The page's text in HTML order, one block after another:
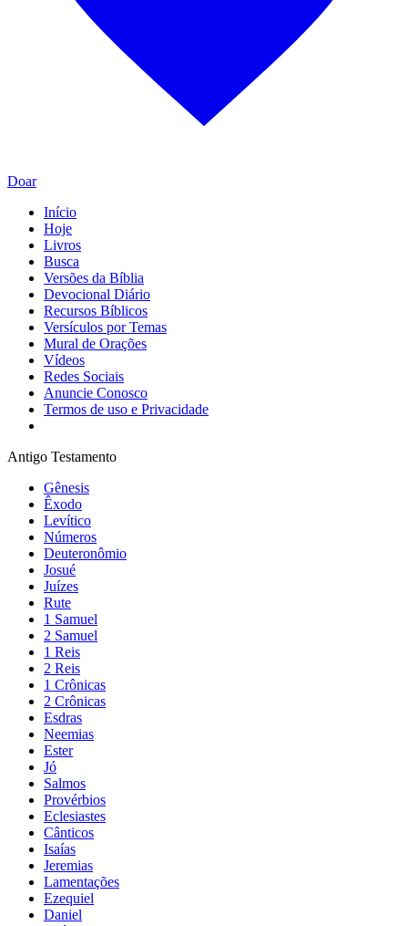
Doar
Início
Hoje
Livros
Busca
Versões da Bíblia
Devocional Diário
Recursos Bíblicos
Versículos por Temas
Mural de Orações
Vídeos
Redes Sociais
Anuncie Conosco
Termos de uso e Privacidade
Antigo Testamento
Gênesis
Êxodo
Levítico
Números
Deuteronômio
Josué
Juízes
Rute
1 Samuel
2 Samuel
1 Reis
2 Reis
1 Crônicas
2 Crônicas
Esdras
Neemias
Ester
Jó
Salmos
Provérbios
Eclesiastes
Cânticos
Isaías
Jeremias
Lamentações
Ezequiel
Daniel